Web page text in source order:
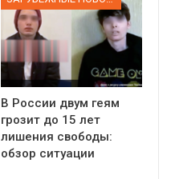
В России двум геям
грозит до 15 лет
лишения свободы:
обзор ситуации